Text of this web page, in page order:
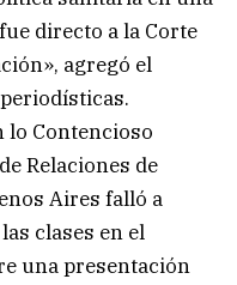
directo a la Corte
agregó el
lo Contencioso
Relaciones de
Aires falló a
clases en el
una presentación